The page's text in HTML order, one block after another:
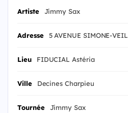
Artiste Jimmy Sax
Adresse 5 AVENUE SIMONE-VEIL
Lieu FIDUCIAL Astéria
Ville Decines Charpieu
Tournée Jimmy Sax